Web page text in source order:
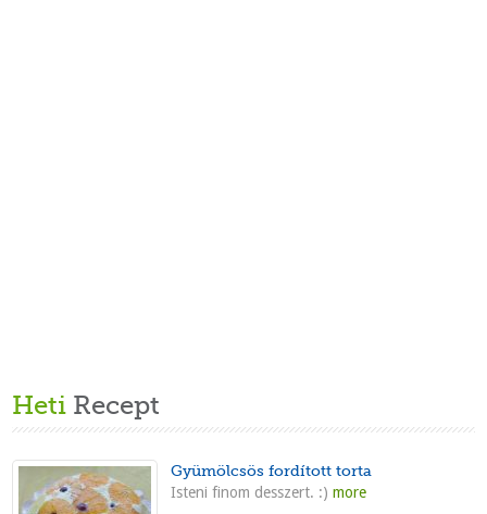
Heti Recept
Gyümölcsös fordított torta
Isteni finom desszert. :) more